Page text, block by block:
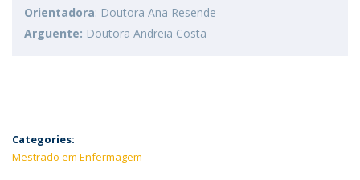
Orientadora: Doutora Ana Resende
Arguente: Doutora Andreia Costa
Categories:
Mestrado em Enfermagem